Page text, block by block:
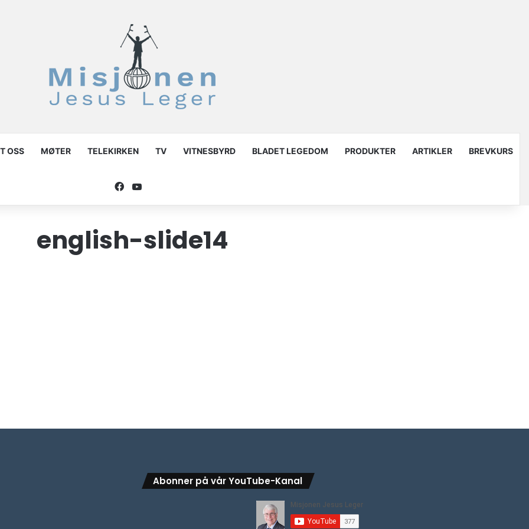
OSS MØTER TELEKIRKEN TV VITNESBYRD BLADET LEGEDOM PRODUKTER ARTIKLER BREVKURS
Facebook
YouTube
english-slide14
Abonner på vår YouTube-Kanal